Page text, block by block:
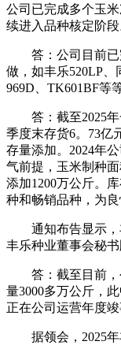
公司已完成多个玉
续进入品种核定阶段
答：公司目前已
做，如丰乐520LP、
969D、TK601BF等
答：截至2025年
季度末存货6。73亿
存量添加。2024年
气前提，玉米制种
添加1200万公斤。
种和畅销品种，为良
通知布告显示，
丰乐种业董事会秘
答：截至目前，
量3000多万公斤，
正在公司运营年度
据领会，2025年